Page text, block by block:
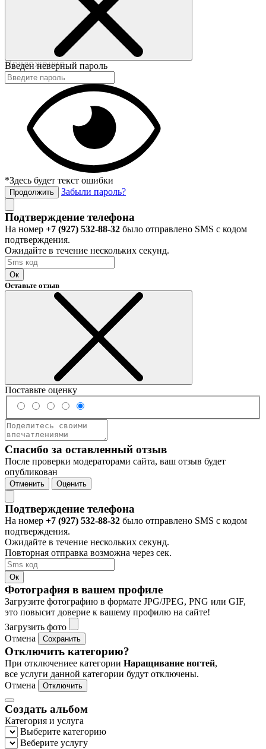
©2017-2020 beautybox.ru
Договор-оферта
Пользовательское соглашение
Политика конфиденциальности
Приложение
Введен неверный пароль
*Здесь будет текст ошибки
Продолжить Забыли пароль?
Подтверждение телефона
На номер +7 (927) 532-88-32 было отправлено SMS с кодом
подтверждения.
Ожидайте в течение нескольких секунд.
Ок
Оставьте отзыв
Поставьте оценку
Спасибо за оставленный отзыв
После проверки модераторами сайта, ваш отзыв будет
опубликован
Отменить Оценить
Подтверждение телефона
На номер +7 (927) 532-88-32 было отправлено SMS с кодом
подтверждения.
Ожидайте в течение нескольких секунд.
Повторная отправка возможна через сек.
Ок
Фотография в вашем профиле
Загрузите фотографию в формате JPG/JPEG, PNG или GIF,
это повысит доверие к вашему профилю на сайте!
Загрузить фото
Отмена
Сохранить
Отключить категорию?
При отключениее категории Наращивание ногтей,
все услуги данной категории будут отключены.
Отмена
Отключить
Создать альбом
Категория и услуга
Выберите категорию
Веберите услугу